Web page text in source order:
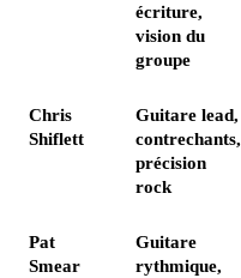
écriture,
vision du
groupe
Chris
Shiflett
Guitare lead,
contrechants,
précision
rock
Pat
Smear
Guitare
rythmique,